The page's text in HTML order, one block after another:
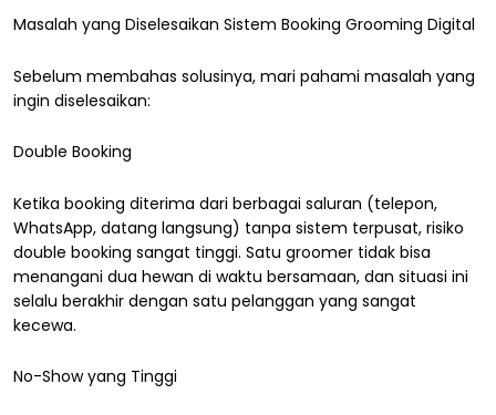
Masalah yang Diselesaikan Sistem Booking Grooming Digital
Sebelum membahas solusinya, mari pahami masalah yang
ingin diselesaikan:
Double Booking
Ketika booking diterima dari berbagai saluran (telepon,
WhatsApp, datang langsung) tanpa sistem terpusat, risiko
double booking sangat tinggi. Satu groomer tidak bisa
menangani dua hewan di waktu bersamaan, dan situasi ini
selalu berakhir dengan satu pelanggan yang sangat
kecewa.
No-Show yang Tinggi